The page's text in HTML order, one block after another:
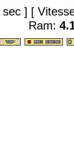
sec ] [
Ram: